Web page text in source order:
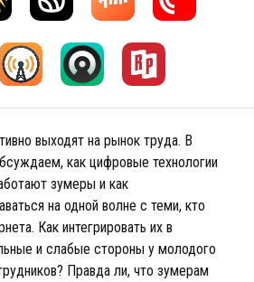
выходят на рынок труда. В
как цифровые технологии
зумеры и как
на одной волне с теми, кто
Как интегрировать их в
и слабые стороны у молодого
Правда ли, что зумерам